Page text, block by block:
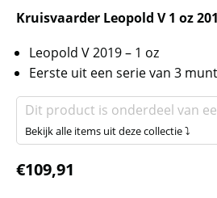
Kruisvaarder Leopold V 1 oz
Leopold V 2019 – 1 oz
Eerste uit een serie van 3
Dit product is onderdeel van
Bekijk alle items uit deze collectie ⤵
€109,91